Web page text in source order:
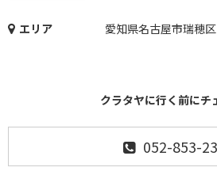
エリア 愛知県名古屋市瑞穂区
クラタヤに行く前にチ
052-853-